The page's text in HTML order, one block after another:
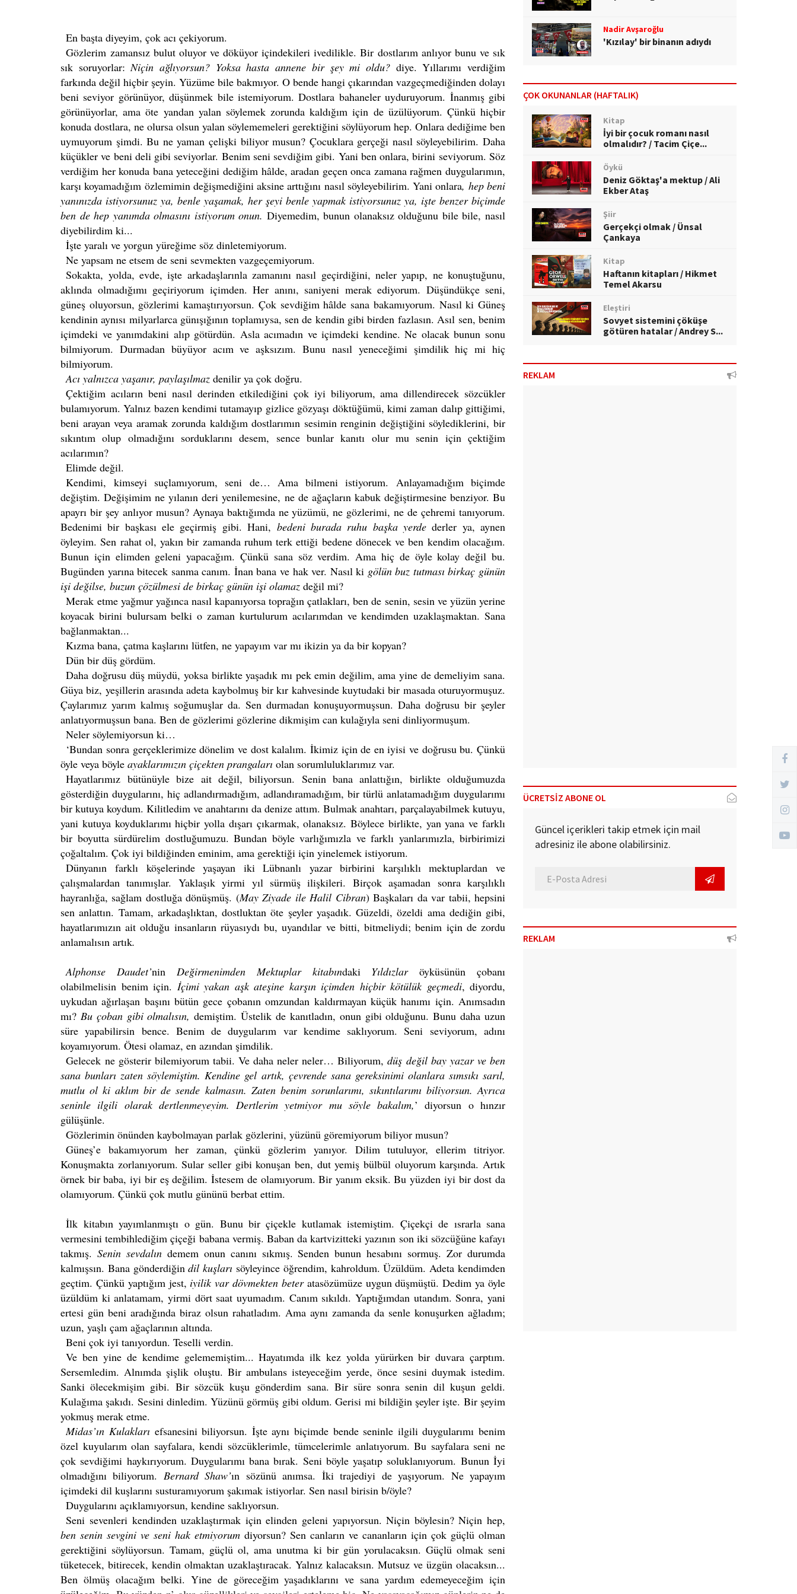
En başta diyeyim, çok acı çekiyorum.
Gözlerim zamansız bulut oluyor ve döküyor içindekileri ivedilikle. Bir dostlarım anlıyor bunu ve sık
sık soruyorlar: Niçin ağlıyorsun? Yoksa hasta annene bir şey mi oldu?diye. Yıllarımı verdiğim
farkında değil hiçbir şeyin. Yüzüme bile bakmıyor. O bende hangi çıkarından vazgeçmediğinden dolayı
beni seviyor görünüyor, düşünmek bile istemiyorum. Dostlara bahaneler uyduruyorum. İnanmış gibi
görünüyorlar, ama öte yandan yalan söylemek zorunda kaldığım için de üzülüyorum. Çünkü hiçbir
konuda dostlara, ne olursa olsun yalan söylememeleri gerektiğini söylüyorum hep. Onlara dediğime ben
uymuyorum şimdi. Bu ne yaman çelişki biliyor musun? Çocuklara gerçeği nasıl söyleyebilirim. Daha
küçükler ve beni deli gibi seviyorlar. Benim seni sevdiğim gibi. Yani ben onlara, birini seviyorum. Söz
verdiğim her konuda bana yeteceğini dediğim hâlde, aradan geçen onca zamana rağmen duygularımın,
karşı koyamadığım özlemimin değişmediğini aksine arttığını nasıl söyleyebilirim. Yani onlara, hep beni
yanınızda istiyorsunuz ya, benle yaşamak, her şeyi benle yapmak istiyorsunuz ya, işte benzer biçimde
ben de hep yanımda olmasını istiyorum onun. Diyemedim, bunun olanaksız olduğunu bile bile, nasıl
diyebilirdim ki...
İşte yaralı ve yorgun yüreğime söz dinletemiyorum.
Ne yapsam ne etsem de seni sevmekten vazgeçemiyorum.
Sokakta, yolda, evde, işte arkadaşlarınla zamanını nasıl geçirdiğini, neler yapıp, ne konuştuğunu,
aklında olmadığımı geçiriyorum içimden. Her anını, saniyeni merak ediyorum. Düşündükçe seni,
güneş oluyorsun, gözlerimi kamaştırıyorsun. Çok sevdiğim hâlde sana bakamıyorum. Nasıl ki Güneş
kendinin aynısı milyarlarca günışığının toplamıysa, sen de kendin gibi birden fazlasın. Asıl sen, benim
içimdeki ve yanımdakini alıp götürdün. Asla acımadın ve içimdeki kendine. Ne olacak bunun sonu
bilmiyorum. Durmadan büyüyor acım ve aşksızım. Bunu nasıl yeneceğimi şimdilik hiç mi hiç
bilmiyorum.
Acı yalnızca yaşanır, paylaşılmaz denilir ya çok doğru.
Çektiğim acıların beni nasıl derinden etkilediğini çok iyi biliyorum, ama dillendirecek sözcükler
bulamıyorum. Yalnız bazen kendimi tutamayıp gizlice gözyaşı döktüğümü, kimi zaman dalıp gittiğimi,
beni arayan veya aramak zorunda kaldığım dostlarımın sesimin renginin değiştiğini söylediklerini, bir
sıkıntım olup olmadığını sorduklarını desem, sence bunlar kanıtı olur mu senin için çektiğim
acılarımın?
Elimde değil.
Kendimi, kimseyi suçlamıyorum, seni de… Ama bilmeni istiyorum. Anlayamadığım biçimde
değiştim. Değişimim ne yılanın deri yenilemesine, ne de ağaçların kabuk değiştirmesine benziyor. Bu
apayrı bir şey anlıyor musun? Aynaya baktığımda ne yüzümü, ne gözlerimi, ne de çehremi tanıyorum.
Bedenimi bir başkası ele geçirmiş gibi. Hani, bedeni burada ruhu başka yerdederler ya, aynen
öyleyim. Sen rahat ol, yakın bir zamanda ruhum terk ettiği bedene dönecek ve ben kendim olacağım.
Bunun için elimden geleni yapacağım. Çünkü sana söz verdim. Ama hiç de öyle kolay değil bu.
Bugünden yarına bitecek sanma canım. İnan bana ve hak ver. Nasıl ki gölün buz tutması birkaç günün
işi değilse, buzun çözülmesi de birkaç günün işi olamaz değil mi?
Merak etme yağmur yağınca nasıl kapanıyorsa toprağın çatlakları, ben de senin, sesin ve yüzün yerine
koyacak birini bulursam belki o zaman kurtulurum acılarımdan ve kendimden uzaklaşmaktan. Sana
bağlanmaktan...
Kızma bana, çatma kaşlarını lütfen, ne yapayım var mı ikizin ya da bir kopyan?
Dün bir düş gördüm.
Daha doğrusu düş müydü, yoksa birlikte yaşadık mı pek emin değilim, ama yine de demeliyim sana.
Güya biz, yeşillerin arasında adeta kaybolmuş bir kır kahvesinde kuytudaki bir masada oturuyormuşuz.
Çaylarımız yarım kalmış soğumuşlar da. Sen durmadan konuşuyormuşsun. Daha doğrusu bir şeyler
anlatıyormuşsun bana. Ben de gözlerimi gözlerine dikmişim can kulağıyla seni dinliyormuşum.
Neler söylemiyorsun ki…
‘Bundan sonra gerçeklerimize dönelim ve dost kalalım. İkimiz için de en iyisi ve doğrusu bu. Çünkü
öyle veya böyle ayaklarımızın çiçekten prangaları olan sorumluluklarımız var.
Hayatlarımız bütünüyle bize ait değil, biliyorsun. Senin bana anlattığın, birlikte olduğumuzda
gösterdiğin duygularını, hiç adlandırmadığım, adlandıramadığım, bir türlü anlatamadığım duygularımı
bir kutuya koydum. Kilitledim ve anahtarını da denize attım. Bulmak anahtarı, parçalayabilmek kutuyu,
yani kutuya koyduklarımı hiçbir yolla dışarı çıkarmak, olanaksız. Böylece birlikte, yan yana ve farklı
bir boyutta sürdürelim dostluğumuzu. Bundan böyle varlığımızla ve farklı yanlarımızla, birbirimizi
çoğaltalım. Çok iyi bildiğinden eminim, ama gerektiği için yinelemek istiyorum.
Dünyanın farklı köşelerinde yaşayan iki Lübnanlı yazar birbirini karşılıklı mektuplardan ve
çalışmalardan tanımışlar. Yaklaşık yirmi yıl sürmüş ilişkileri. Birçok aşamadan sonra karşılıklı
hayranlığa, sağlam dostluğa dönüşmüş. (May Ziyade ile Halil Cibran) Başkaları da var tabii, hepsini
sen anlattın. Tamam, arkadaşlıktan, dostluktan öte şeyler yaşadık. Güzeldi, özeldi ama dediğin gibi,
hayatlarımızın ait olduğu insanların rüyasıydı bu, uyandılar ve bitti, bitmeliydi; benim için de zordu
anlamalısın artık.
Alphonse Daudet’nin Değirmenimden Mektuplar kitabındaki Yıldızlaröyküsünün çobanı
olabilmelisin benim için. İçimi yakan aşk ateşine karşın içimden hiçbir kötülük geçmedi, diyordu,
uykudan ağırlaşan başını bütün gece çobanın omzundan kaldırmayan küçük hanımı için. Anımsadın
mı? Bu çoban gibi olmalısın, demiştim. Üstelik de kanıtladın, onun gibi olduğunu. Bunu daha uzun
süre yapabilirsin bence. Benim de duygularım var kendime saklıyorum. Seni seviyorum, adını
koyamıyorum. Ötesi olamaz, en azından şimdilik.
Gelecek ne gösterir bilemiyorum tabii. Ve daha neler neler… Biliyorum,düş değil bay yazar ve ben
sana bunları zaten söylemiştim. Kendine gel artık, çevrende sana gereksinimi olanlara sımsıkı sarıl,
mutlu ol ki aklım bir de sende kalmasın. Zaten benim sorunlarımı, sıkıntılarımı biliyorsun. Ayrıca
seninle ilgili olarak dertlenmeyeyim. Dertlerim yetmiyor mu söyle bakalım,’ diyorsun o hınzır
gülüşünle.
Gözlerimin önünden kaybolmayan parlak gözlerini, yüzünü göremiyorum biliyor musun?
Güneş’e bakamıyorum her zaman, çünkü gözlerim yanıyor. Dilim tutuluyor, ellerim titriyor.
Konuşmakta zorlanıyorum. Sular seller gibi konuşan ben, dut yemiş bülbül oluyorum karşında. Artık
örnek bir baba, iyi bir eş değilim. İstesem de olamıyorum. Bir yanım eksik. Bu yüzden iyi bir dost da
olamıyorum. Çünkü çok mutlu gününü berbat ettim.
İlk kitabın yayımlanmıştı o gün. Bunu bir çiçekle kutlamak istemiştim. Çiçekçi de ısrarla sana
vermesini tembihlediğim çiçeği babana vermiş. Baban da kartvizitteki yazının son iki sözcüğüne kafayı
takmış. Senin sevdalın demem onun canını sıkmış. Senden bunun hesabını sormuş. Zor durumda
kalmışsın. Bana gönderdiğindil kuşları söyleyince öğrendim, kahroldum. Üzüldüm. Adeta kendimden
geçtim. Çünkü yaptığım jest, iyilik var dövmekten beter atasözümüze uygun düşmüştü. Dedim ya öyle
üzüldüm ki anlatamam, yirmi dört saat uyumadım. Canım sıkıldı. Yaptığımdan utandım. Sonra, yani
ertesi gün beni aradığında biraz olsun rahatladım. Ama aynı zamanda da senle konuşurken ağladım;
uzun, yaşlı çam ağaçlarının altında.
Beni çok iyi tanıyordun. Teselli verdin.
Ve ben yine de kendime gelememiştim... Hayatımda ilk kez yolda yürürken bir duvara çarptım.
Sersemledim. Alnımda şişlik oluştu. Bir ambulans isteyeceğim yerde, önce sesini duymak istedim.
Sanki ölecekmişim gibi. Bir sözcük kuşu gönderdim sana. Bir süre sonra senin dil kuşun geldi.
Kulağıma şakıdı. Sesini dinledim. Yüzünü görmüş gibi oldum. Gerisi mi bildiğin şeyler işte. Bir şeyim
yokmuş merak etme.
Midas’ın Kulakları efsanesini biliyorsun. İşte aynı biçimde bende seninle ilgili duygularımı benim
özel kuyularım olan sayfalara, kendi sözcüklerimle, tümcelerimle anlatıyorum. Bu sayfalara seni ne
çok sevdiğimi haykırıyorum. Duygularımı bana bırak. Seni böyle yaşatıp soluklanıyorum. Bunun İyi
olmadığını biliyorum. Bernard Shaw’ın sözünü anımsa. İki trajediyi de yaşıyorum. Ne yapayım
içimdeki dil kuşlarını susturamıyorum şakımak istiyorlar. Sen nasıl birisin b/öyle?
Duygularını açıklamıyorsun, kendine saklıyorsun.
Seni sevenleri kendinden uzaklaştırmak için elinden geleni yapıyorsun. Niçin böylesin? Niçin hep,
ben senin sevgini ve seni hak etmiyorum diyorsun? Sen canların ve cananların için çok güçlü olman
gerektiğini söylüyorsun. Tamam, güçlü ol, ama unutma ki bir gün yorulacaksın. Güçlü olmak seni
tüketecek, bitirecek, kendin olmaktan uzaklaştıracak. Yalnız kalacaksın. Mutsuz ve üzgün olacaksın...
Ben ölmüş olacağım belki. Yine de göreceğim yaşadıklarını ve sana yardım edemeyeceğim için
Nadir Avşaroğlu
'Kızılay' bir binanın adıydı
ÇOK OKUNANLAR (HAFTALIK)
Kitap
İyi bir çocuk romanı nasıl
olmalıdır? / Tacim Çiçe...
Öykü
Deniz Göktaş'a mektup / Ali
Ekber Ataş
Şiir
Gerçekçi olmak / Ünsal
Çankaya
Kitap
Haftanın kitapları / Hikmet
Temel Akarsu
Eleştiri
Sovyet sistemini çöküşe
götüren hatalar / Andrey S...
REKLAM
ÜCRETSİZ ABONE OL
Güncel içerikleri takip etmek için mail
adresiniz ile abone olabilirsiniz.
REKLAM